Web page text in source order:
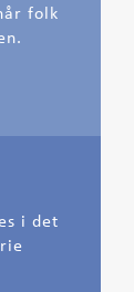
folk
i det